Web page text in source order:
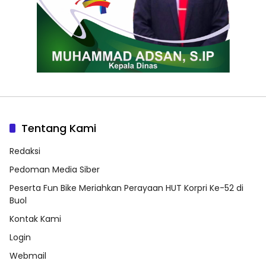
Tentang Kami
Redaksi
Pedoman Media Siber
Peserta Fun Bike Meriahkan Perayaan HUT Korpri Ke-52 di
Buol
Kontak Kami
Login
Webmail